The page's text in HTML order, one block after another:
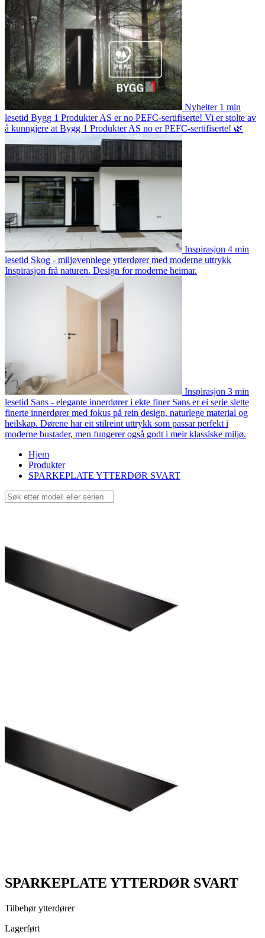
Nyheiter 1 min
lesetid Bygg 1 Produkter AS er no PEFC-sertifiserte! Vi er stolte av
å kunngjere at Bygg 1 Produkter AS no er PEFC-sertifiserte! 🌿
Inspirasjon 4 min
lesetid Skog - miljøvennlege ytterdører med moderne uttrykk
Inspirasjon frå naturen. Design for moderne heimar.
Inspirasjon 3 min
lesetid Sans - elegante innerdører i ekte finer Sans er ei serie slette
finerte innerdører med fokus på rein design, naturlege material og
heilskap. Dørene har eit stilreint uttrykk som passar perfekt i
moderne bustader, men fungerer også godt i meir klassiske miljø.
Hjem
Produkter
SPARKEPLATE YTTERDØR SVART
SPARKEPLATE YTTERDØR SVART
Tilbehør ytterdører
Lagerført